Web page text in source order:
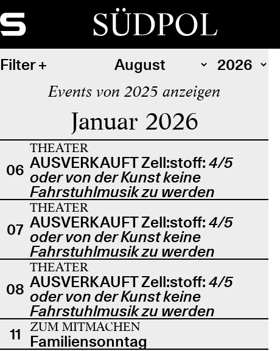
SÜDPOL
Filter
Events von 2025 anzeigen
Januar 2026
06
THEATER
AUSVERKAUFT Zell:stoff: 4/5
oder von der Kunst keine
Fahrstuhlmusik zu werden
07
THEATER
AUSVERKAUFT Zell:stoff: 4/5
oder von der Kunst keine
Fahrstuhlmusik zu werden
08
THEATER
AUSVERKAUFT Zell:stoff: 4/5
oder von der Kunst keine
Fahrstuhlmusik zu werden
11
ZUM MITMACHEN
Familiensonntag